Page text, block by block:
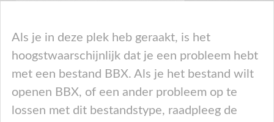
Als je in deze plek heb geraakt, is het
hoogstwaarschijnlijk dat je een probleem hebt
met een bestand BBX. Als je het bestand wilt
openen BBX, of een ander probleem op te
lossen met dit bestandstype, raadpleeg de